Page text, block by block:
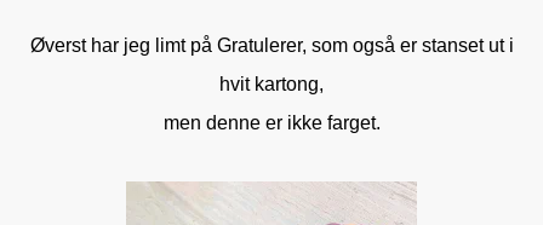
Øverst har jeg limt på Gratulerer, som også er stanset ut i
hvit kartong,
men denne er ikke farget.